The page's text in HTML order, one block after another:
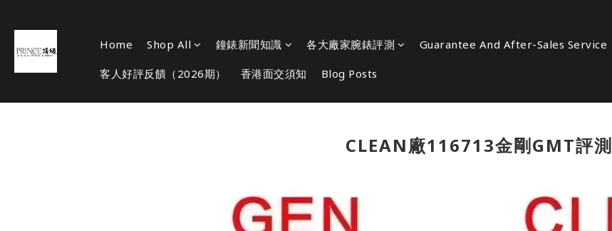
Home Shop All 鐘錶新聞知識 各大廠家腕錶評測 Guarantee And After-Sales Service
客人好評反饋（2026期） 香港面交須知 Blog Posts
CLEAN廠116713金剛GMT評測